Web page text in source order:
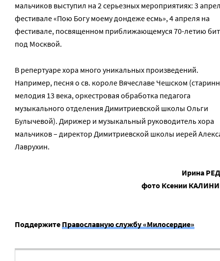
мальчиков выступил на 2 серьезных мероприятиях: 3
фестивале «Пою Богу моему дондеже есмь», 4 апреля на
фестивале, посвященном приближающемуся 70-летию
под Москвой.
В репертуаре хора много уникальных произведений.
Например, песня о св. короле Вячеславе Чешском
мелодия 13 века, оркестровая обработка педагога
музыкального отделения Димитриевской школы Ольги
Булычевой). Дирижер и музыкальный руководитель хора
мальчиков – директор Димитриевской школы иерей
Лаврухин.
Ирина
фото Ксении
ПоддержитеПравославную службу «Милосердие»